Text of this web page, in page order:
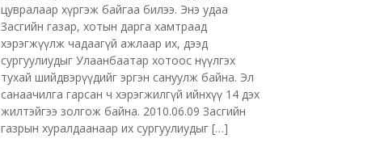
цувралаар хүргэж байгаа билээ. Энэ удаа
Засгийн газар, хотын дарга хамтраад
хэрэгжүүлж чадаагүй ажлаар их, дээд
сургуулиудыг Улаанбаатар хотоос нүүлгэх
тухай шийдвэрүүдийг эргэн сануулж байна. Эл
санаачилга гарсан ч хэрэгжилгүй ийнхүү 14 дэх
жилтэйгээ золгож байна. 2010.06.09 Засгийн
газрын хуралдаанаар их сургуулиудыг […]